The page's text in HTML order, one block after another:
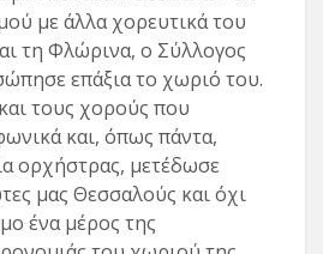
με άλλα χορευτικά του
τη Φλώρινα, ο Σύλλογος
επάξια το χωριό του.
τους χορούς που
και, όπως πάντα,
ορχήστρας, μετέδωσε
μας Θεσσαλούς και όχι
ένα μέρος της